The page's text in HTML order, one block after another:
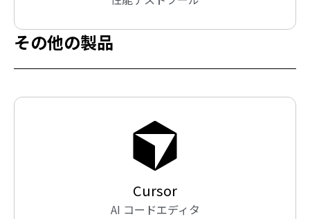
その他の製品
Cursor
AI コードエディタ